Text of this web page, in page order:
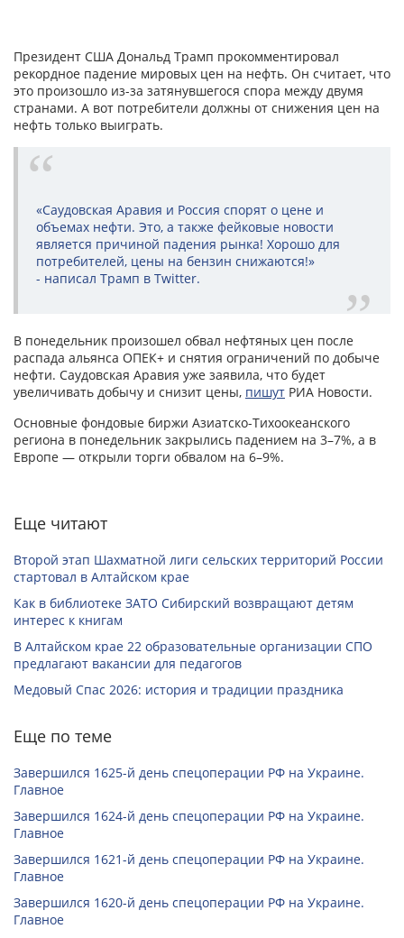
Президент США Дональд Трамп прокомментировал
рекордное падение мировых цен на нефть. Он считает, что
это произошло из-за затянувшегося спора между двумя
странами. А вот потребители должны от снижения цен на
нефть только выиграть.
«Саудовская Аравия и Россия спорят о цене и
объемах нефти. Это, а также фейковые новости
является причиной падения рынка! Хорошо для
потребителей, цены на бензин снижаются!»
- написал Трамп в Twitter.
В понедельник произошел обвал нефтяных цен после
распада альянса ОПЕК+ и снятия ограничений по добыче
нефти. Саудовская Аравия уже заявила, что будет
увеличивать добычу и снизит цены, пишут РИА Новости.
Основные фондовые биржи Азиатско-Тихоокеанского
региона в понедельник закрылись падением на 3–7%, а в
Европе — открыли торги обвалом на 6–9%.
Еще читают
Второй этап Шахматной лиги сельских территорий России
стартовал в Алтайском крае
Как в библиотеке ЗАТО Сибирский возвращают детям
интерес к книгам
В Алтайском крае 22 образовательные организации СПО
предлагают вакансии для педагогов
Медовый Спас 2026: история и традиции праздника
Еще по теме
Завершился 1625-й день спецоперации РФ на Украине.
Главное
Завершился 1624-й день спецоперации РФ на Украине.
Главное
Завершился 1621-й день спецоперации РФ на Украине.
Главное
Завершился 1620-й день спецоперации РФ на Украине.
Главное